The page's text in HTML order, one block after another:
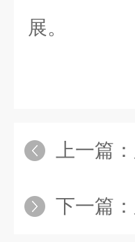
展。
上一篇：
下一篇：